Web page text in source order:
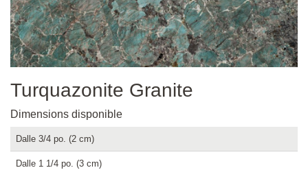
Turquazonite Granite
Dimensions disponible
Dalle 3/4 po. (2 cm)
Dalle 1 1/4 po. (3 cm)